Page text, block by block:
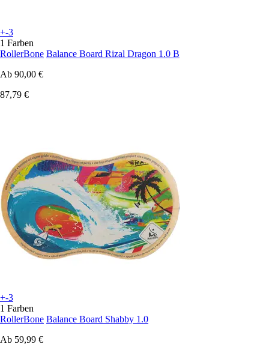
+-3
1 Farben
RollerBone Balance Board Rizal Dragon 1.0 B
Ab 90,00 €
87,79 €
+-3
1 Farben
RollerBone Balance Board Shabby 1.0
Ab 59,99 €